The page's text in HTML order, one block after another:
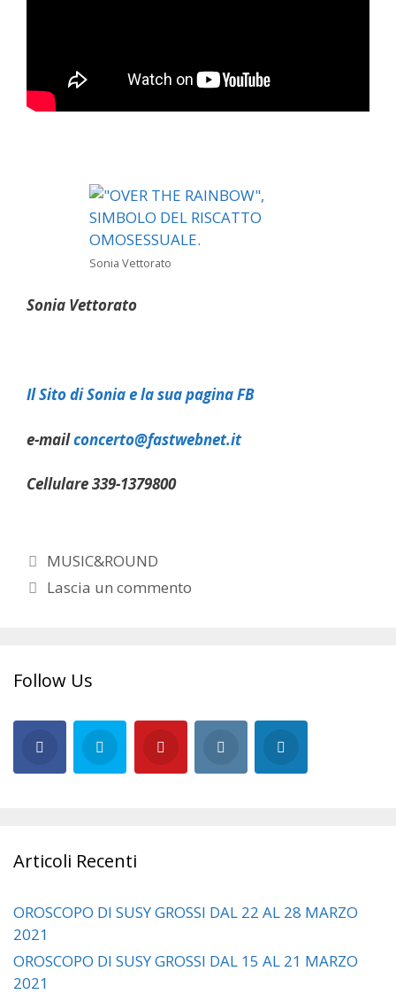
Sonia Vettorato
Sonia Vettorato
Il Sito di Soniae la sua pagina FB
e-mailconcerto@fastwebnet.it
Cellulare 339-1379800
Categorie
MUSIC&ROUND
Lascia un commento
Follow Us
Articoli Recenti
OROSCOPO DI SUSY GROSSI DAL 22 AL 28 MARZO
2021
OROSCOPO DI SUSY GROSSI DAL 15 AL 21 MARZO
2021